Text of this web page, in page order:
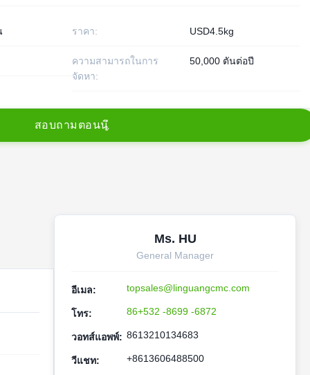
ราคา: USD4.5kg
ความสามารถในการ
จัดหา:
50,000 ตันต่อปี
สอบถาม ตอนน
Ms. HU
General Manager
อีเมล: topsales@linguangcmc.com
โทร: 86+532 -8699 -6872
วอทส์แอพพ์: 8613210134683
วีแชท: +8613606488500